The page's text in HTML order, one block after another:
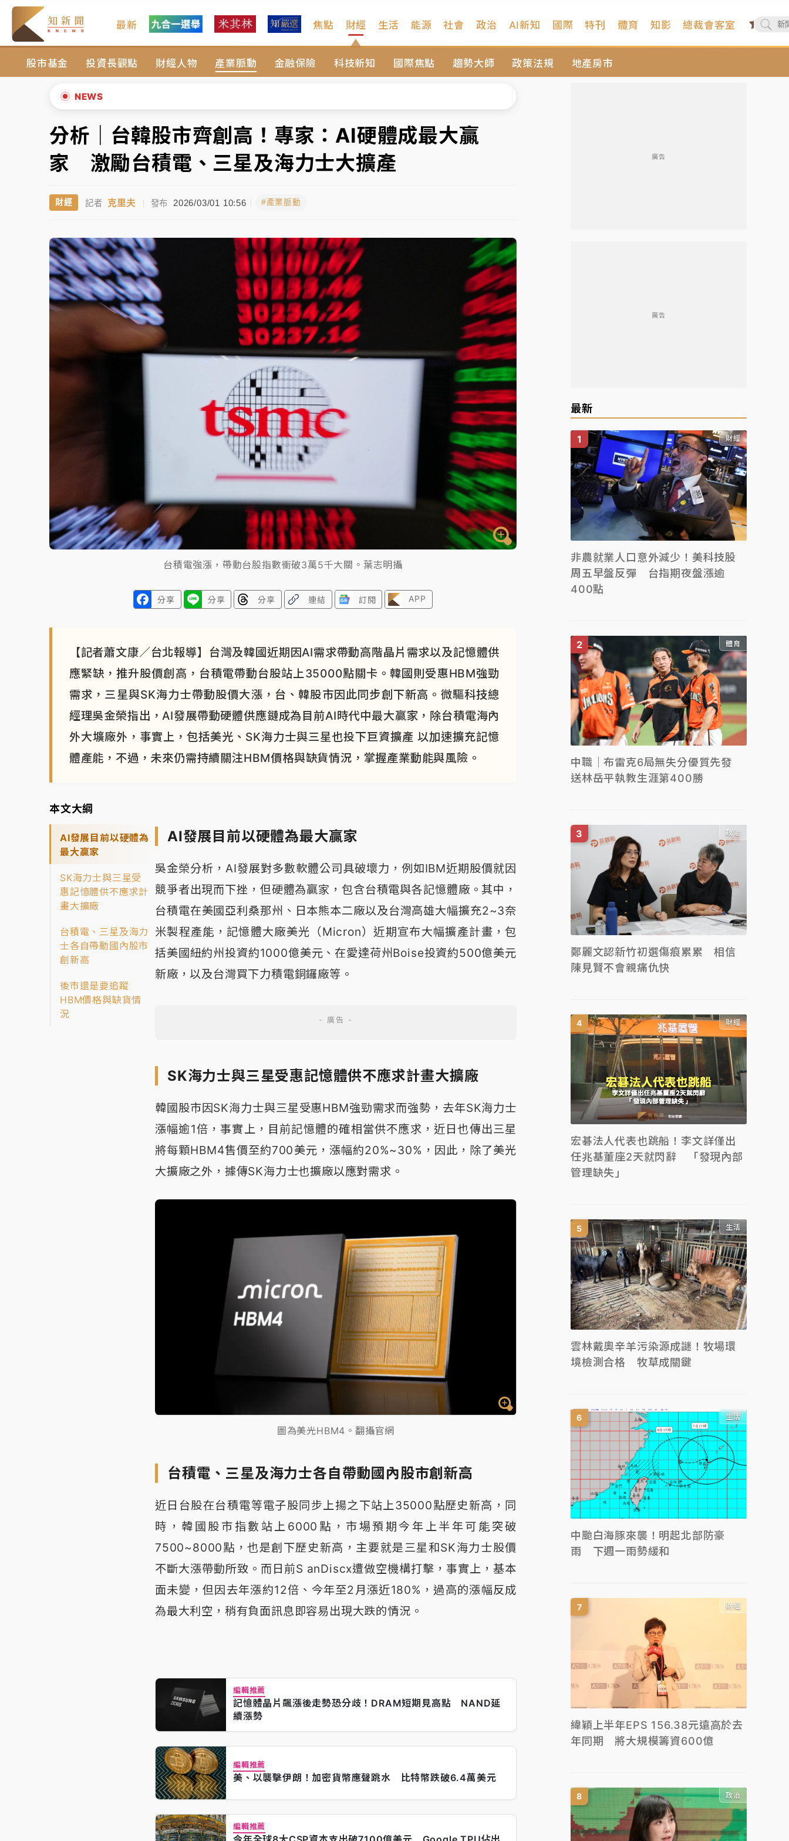
最新 焦點 財經
股市基金 投資長觀點 財經人物 產業脈動 金融保險 科技新知 國際焦點 趨勢大師 政策法規 地產房市
生活 能源 社會 政治 AI新知 國際 特刊 體育 知影 總裁會客室
NEWS
暑假過三周才推「E宿新北打卡趣」！抽獎程序複雜 觀旅局回應了
中信慈善基金會想增加董事人數！辜仲諒向法院聲請遭駁 理由曝光
故宮《龍藏經》特展第2檔！今線上預約開賣一度塞車 周六起展出延長至晚上7時
台東農業處長涉圖利渡假村！東檢抗告成功 今重開羈押庭
女律師陳昱瑄詐慈濟10億！黃金158kg遭查扣畫面曝光
中信慈善基金會想增加董事人數！辜仲諒向法院聲請遭駁 理由曝光
故宮《龍藏經》特展第2檔！今線上預約開賣一度塞車 周六起展出延長至晚上7時
台東農業處長涉圖利渡假村！東檢抗告成功 今重開羈押庭
父親節泡湯了！中颱白海豚雨彈轟3天 「紅到發紫」降雨熱區曝
▲
▼
分析｜台韓股市齊創高！專家：AI硬體成最大贏
家 激勵台積電、三星及海力士大擴產
財經 記者 克里夫 | 發布 2026/03/01 10:56 #產業脈動
台積電強漲，帶動台股指數衝破3萬5千大關。葉志明攝
分享 分享 分享 連結 訂閱 APP
【記者蕭文康／台北報導】台灣及韓國近期因AI需求帶動高階晶片需求以及記憶體供
應緊缺，推升股價創高，台積電帶動台股站上35000點關卡。韓國則受惠HBM強勁
需求，三星與SK海力士帶動股價大漲，台、韓股市因此同步創下新高。微驅科技總
經理吳金榮指出，AI發展帶動硬體供應鏈成為目前AI時代中最大贏家，除台積電海內
外大壙廠外，事實上，包括美光、SK海力士與三星也投下巨資擴產 以加速擴充記憶
體產能，不過，未來仍需持續關注HBM價格與缺貨情況，掌握產業動能與風險。
本文大綱
AI發展目前以硬體為
最大贏家
SK海力士與三星受
惠記憶體供不應求計
畫大擴廠
台積電、三星及海力
士各自帶動國內股市
創新高
後市還是要追蹤
HBM價格與缺貨情
況
AI發展目前以硬體為最大贏家
吳金榮分析，AI發展對多數軟體公司具破壞力，例如IBM近期股價就因
競爭者出現而下挫，但硬體為贏家，包含台積電與各記憶體廠。其中，
台積電在美國亞利桑那州、日本熊本二廠以及台灣高雄大幅擴充2~3奈
米製程產能，記憶體大廠美光（Micron）近期宣布大幅擴產計畫，包
括美國紐約州投資約1000億美元、在愛達荷州Boise投資約500億美元
新廠，以及台灣買下力積電銅鑼廠等。
SK海力士與三星受惠記憶體供不應求計畫大擴廠
韓國股市因SK海力士與三星受惠HBM強勁需求而強勢，去年SK海力士
漲幅逾1倍，事實上，目前記憶體的確相當供不應求，近日也傳出三星
將每顆HBM4售價至約700美元，漲幅約20%~30%，因此，除了美光
大擴廠之外，據傳SK海力士也擴廠以應對需求。
圖為美光HBM4。翻攝官網
台積電、三星及海力士各自帶動國內股市創新高
近日台股在台積電等電子股同步上揚之下站上35000點歷史新高，同
時，韓國股市指數站上6000點，市場預期今年上半年可能突破
7500~8000點，也是創下歷史新高，主要就是三星和SK海力士股價
不斷大漲帶動所致。而日前S anDiscx遭做空機構打擊，事實上，基本
面未變，但因去年漲約12倍、今年至2月漲近180%，過高的漲幅反成
為最大利空，稍有負面訊息即容易出現大跌的情況。
編輯推薦
記憶體晶片飆漲後走勢恐分歧！DRAM短期見高點 NAND延
續漲勢
編輯推薦
美、以襲擊伊朗！加密貨幣應聲跳水 比特幣跌破6.4萬美元
編輯推薦
廣告
廣告
最新
財經
非農就業人口意外減少！美科技股
周五早盤反彈 台指期夜盤漲逾
400點
體育
中職｜布雷克6局無失分優質先發
送林岳平執教生涯第400勝
政治
鄭麗文認新竹初選傷痕累累 相信
陳見賢不會親痛仇快
財經
宏碁法人代表也跳船！李文詳僅出
任兆基董座2天就閃辭 「發現內部
管理缺失」
生活
雲林戴奧辛羊污染源成謎！牧場環
境檢測合格 牧草成關鍵
生活
中颱白海豚來襲！明起北部防豪
雨 下週一雨勢緩和
財經
緯穎上半年EPS 156.38元遠高於去
年同期 將大規模籌資600億
政治